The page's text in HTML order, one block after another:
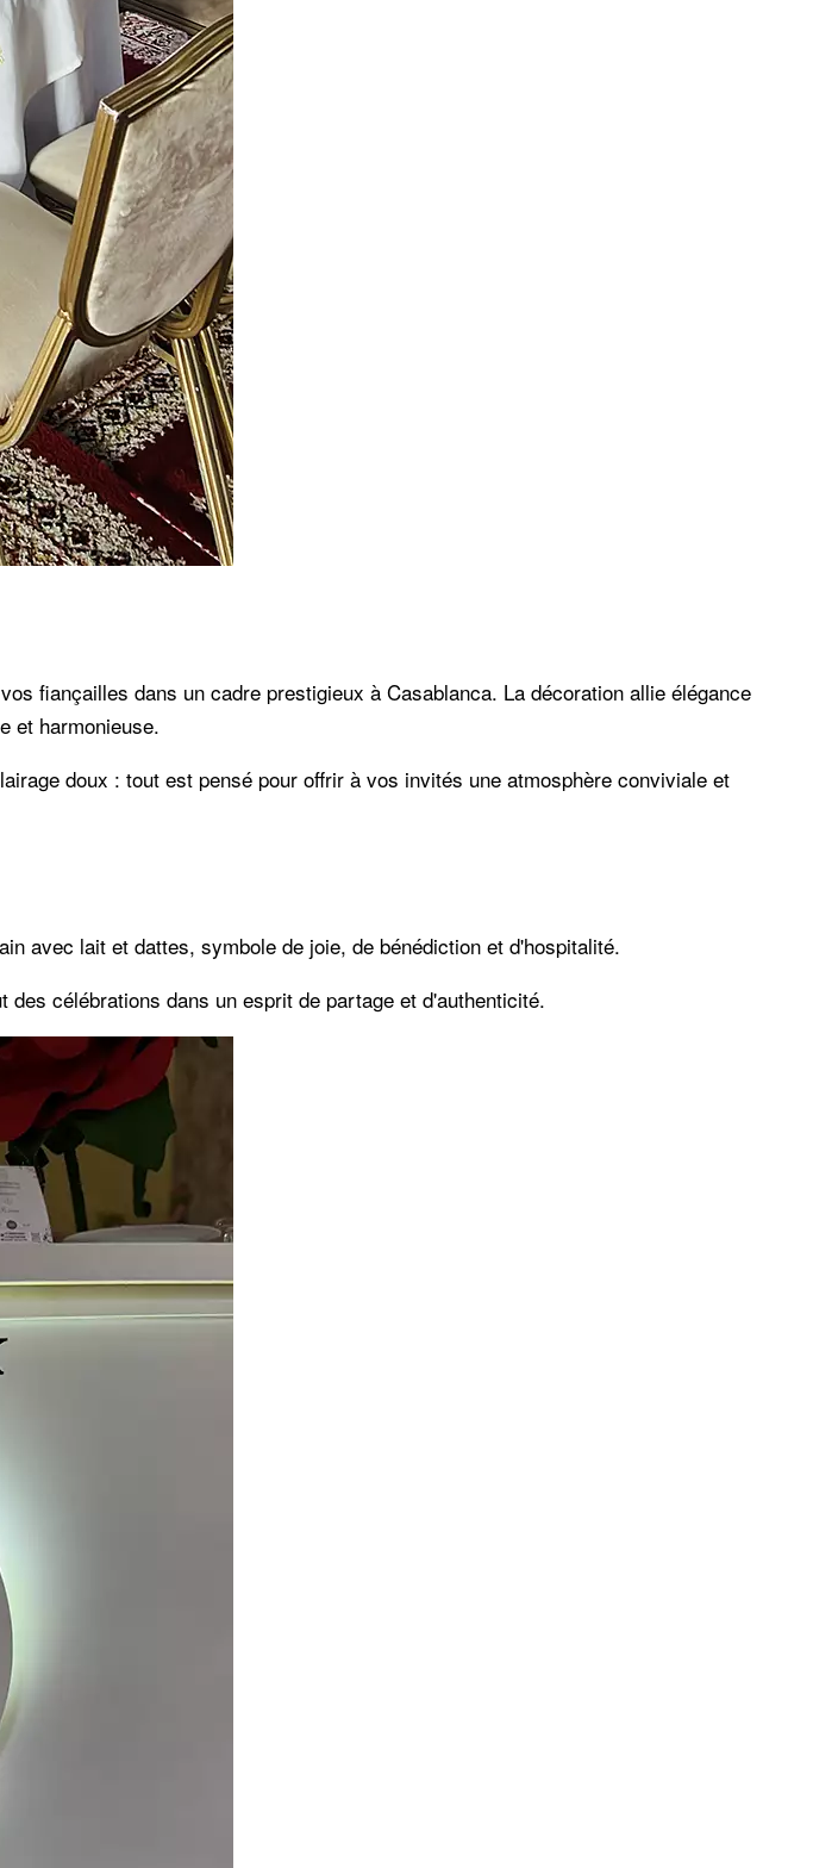
fiançailles dans un cadre prestigieux à Casablanca. La décoration allie élégance
et harmonieuse.
doux : tout est pensé pour offrir à vos invités une atmosphère conviviale et
avec lait et dattes, symbole de joie, de bénédiction et d'hospitalité.
célébrations dans un esprit de partage et d'authenticité.